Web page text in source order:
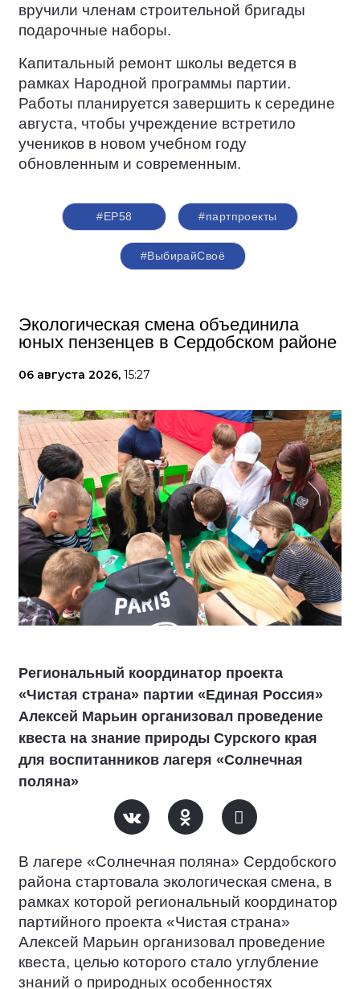
вручили членам строительной бригады
подарочные наборы.
Капитальный ремонт школы ведется в
рамках Народной программы партии.
Работы планируется завершить к середине
августа, чтобы учреждение встретило
учеников в новом учебном году
обновленным и современным.
#ЕР58 #партпроекты
#ВыбирайСвоё
Экологическая смена объединила
юных пензенцев в Сердобском районе
06 августа 2026, 15:27
Региональный координатор проекта
«Чистая страна» партии «Единая Россия»
Алексей Марьин организовал проведение
квеста на знание природы Сурского края
для воспитанников лагеря «Солнечная
поляна»
В лагере «Солнечная поляна» Сердобского
района стартовала экологическая смена, в
рамках которой региональный координатор
партийного проекта «Чистая страна»
Алексей Марьин организовал проведение
квеста, целью которого стало углубление
знаний о природных особенностях